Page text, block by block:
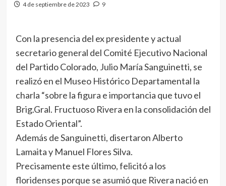
4 de septiembre de 2023 9
Con la presencia del ex presidente y actual
secretario general del Comité Ejecutivo Nacional
del Partido Colorado, Julio María Sanguinetti, se
realizó en el Museo Histórico Departamental la
charla “sobre la figura e importancia que tuvo el
Brig.Gral. Fructuoso Rivera en la consolidación del
Estado Oriental”.
Además de Sanguinetti, disertaron Alberto
Lamaita y Manuel Flores Silva.
Precisamente este último, felicitó a los
floridenses porque se asumió que Rivera nació en